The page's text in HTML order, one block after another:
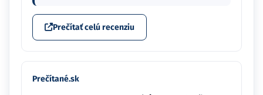
Prečítať celú recenziu
Prečítané.sk